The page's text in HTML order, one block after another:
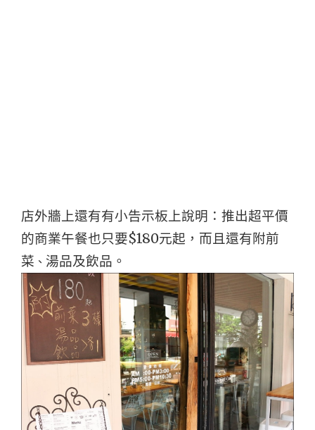
店外牆上還有有小告示板上說明：推出超平價
的商業午餐也只要$180元起，而且還有附前
菜 、 湯品及飲品。